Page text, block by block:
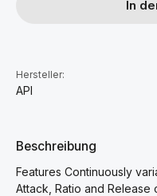
In
Hersteller:
API
Beschreibung
Features Continuously
Attack, Ratio and Release